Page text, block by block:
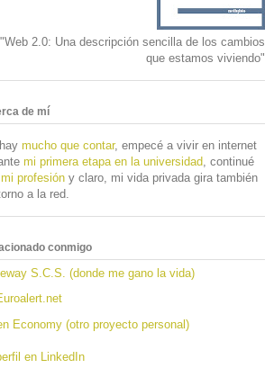
"Web 2.0: Una descripción sencilla de los cambios
que estamos viviendo"
de mí
mucho que contar, empecé a vivir en internet
mi primera etapa en la universidad , continué
mi profesión y claro, mi vida privada gira también
a la red.
conmigo
S.C.S. (donde me gano la vida)
Economy (otro proyecto personal)